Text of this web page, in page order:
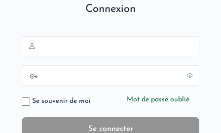
Connexion
Se souvenir de moi Mot de passe oublié